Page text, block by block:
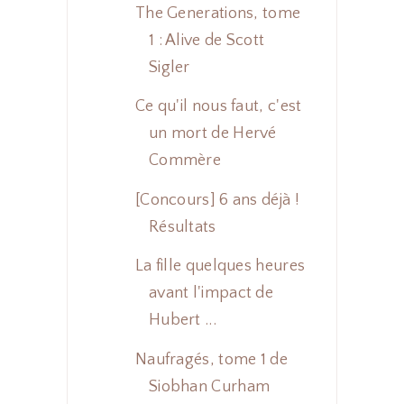
The Generations, tome
1 : Alive de Scott
Sigler
Ce qu'il nous faut, c'est
un mort de Hervé
Commère
[Concours] 6 ans déjà !
Résultats
La fille quelques heures
avant l'impact de
Hubert ...
Naufragés, tome 1 de
Siobhan Curham